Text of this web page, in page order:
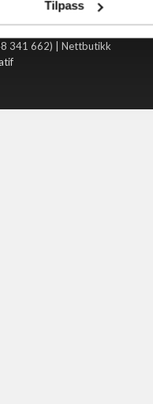
Tilpass
341 662) | Nettbutikk